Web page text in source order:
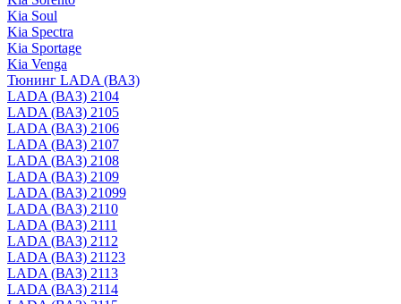
Kia Soul
Kia Spectra
Kia Sportage
Kia Venga
Тюнинг LADA (ВАЗ)
LADA (ВАЗ) 2104
LADA (ВАЗ) 2105
LADA (ВАЗ) 2106
LADA (ВАЗ) 2107
LADA (ВАЗ) 2108
LADA (ВАЗ) 2109
LADA (ВАЗ) 21099
LADA (ВАЗ) 2110
LADA (ВАЗ) 2111
LADA (ВАЗ) 2112
LADA (ВАЗ) 21123
LADA (ВАЗ) 2113
LADA (ВАЗ) 2114